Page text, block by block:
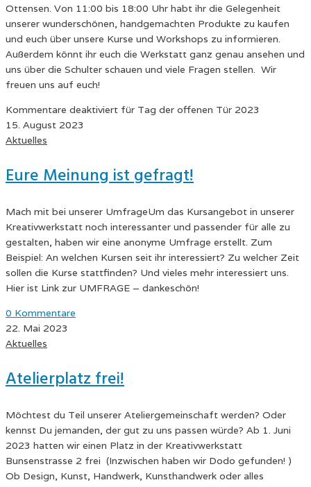
Ottensen. Von 11:00 bis 18:00 Uhr habt ihr die Gelegenheit
unserer wunderschönen, handgemachten Produkte zu kaufen
und euch über unsere Kurse und Workshops zu informieren.
Außerdem könnt ihr euch die Werkstatt ganz genau ansehen und
uns über die Schulter schauen und viele Fragen stellen. Wir
freuen uns auf euch!
Kommentare deaktiviert für Tag der offenen Tür 2023
15. August 2023
Aktuelles
Eure Meinung ist gefragt!
Mach mit bei unserer UmfrageUm das Kursangebot in unserer
Kreativwerkstatt noch interessanter und passender für alle zu
gestalten, haben wir eine anonyme Umfrage erstellt. Zum
Beispiel: An welchen Kursen seit ihr interessiert? Zu welcher Zeit
sollen die Kurse stattfinden? Und vieles mehr interessiert uns.
Hier ist Link zur UMFRAGE – dankeschön!
0 Kommentare
22. Mai 2023
Aktuelles
Atelierplatz frei!
Möchtest du Teil unserer Ateliergemeinschaft werden? Oder
kennst Du jemanden, der gut zu uns passen würde? Ab 1. Juni
2023 hatten wir einen Platz in der Kreativwerkstatt
Bunsenstrasse 2 frei (Inzwischen haben wir Dodo gefunden! )
Ob Design, Kunst, Handwerk, Kunsthandwerk oder alles